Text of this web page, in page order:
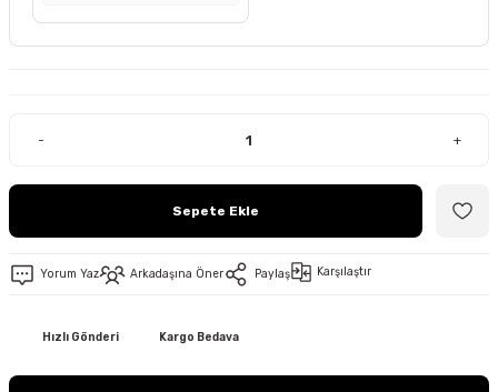
- +
Sepete Ekle
Yorum Yaz Arkadaşına Öner Paylaş Karşılaştır
Hızlı Gönderi Kargo Bedava